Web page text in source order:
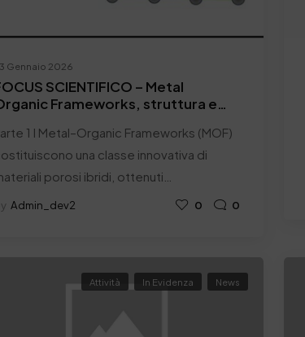
Gennaio 2026
SCIENTIFICO – Metal
Frameworks, struttura e
nell’industria conciaria –
I
1 I Metal–Organic Frameworks (MOF)
una classe innovativa di
porosi ibridi, ottenuti…
Admin_dev2 0 0
Attività In Evidenza News